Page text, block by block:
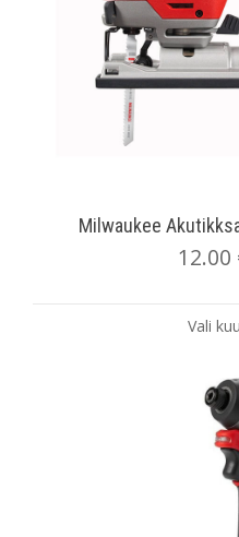
Milwaukee
12.00
Vali